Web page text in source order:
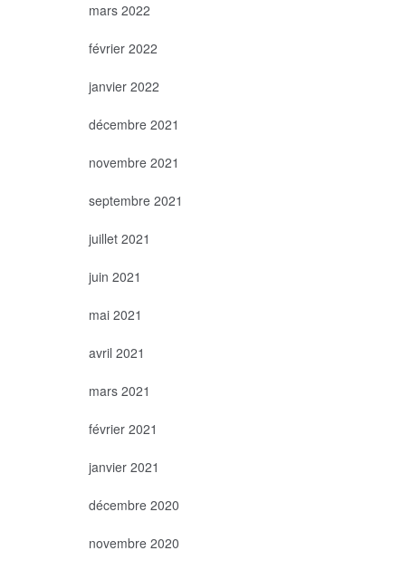
mars 2022
février 2022
janvier 2022
décembre 2021
novembre 2021
septembre 2021
juillet 2021
juin 2021
mai 2021
avril 2021
mars 2021
février 2021
janvier 2021
décembre 2020
novembre 2020